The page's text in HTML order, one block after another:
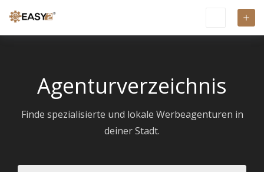
Agenturverzeichnis
Finde spezialisierte und lokale Werbeagenturen in
deiner Stadt.